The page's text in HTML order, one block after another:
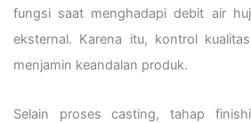
fungsi saat menghadapi debit air
eksternal. Karena itu, kontrol
menjamin keandalan produk.
Selain proses casting, tahap